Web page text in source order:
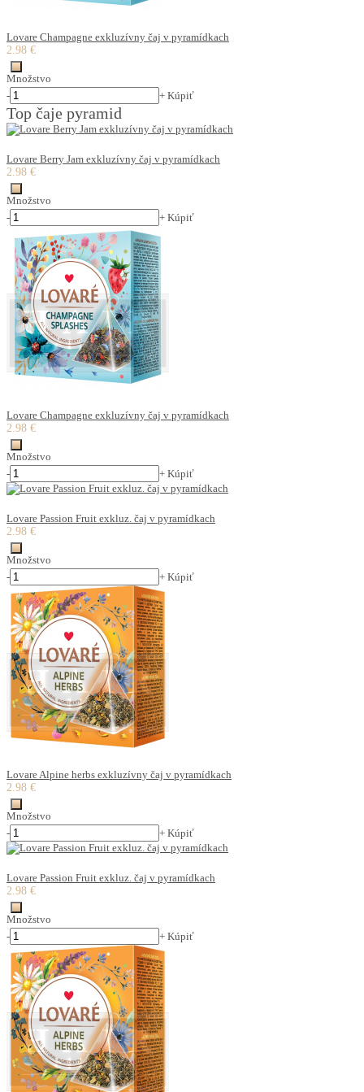
Lovare Champagne exkluzívny čaj v pyramídkach
2.98 €
Množstvo
-
+ Kúpiť
Top čaje pyramid
Lovare Berry Jam exkluzívny čaj v pyramídkach
2.98 €
Množstvo
-
+ Kúpiť
Lovare Champagne exkluzívny čaj v pyramídkach
2.98 €
Množstvo
-
+ Kúpiť
Lovare Passion Fruit exkluz. čaj v pyramídkach
2.98 €
Množstvo
-
+ Kúpiť
Lovare Alpine herbs exkluzívny čaj v pyramídkach
2.98 €
Množstvo
-
+ Kúpiť
Lovare Passion Fruit exkluz. čaj v pyramídkach
2.98 €
Množstvo
-
+ Kúpiť